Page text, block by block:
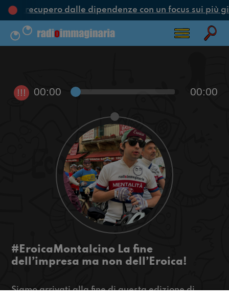
e recupero dalle dipendenze con un focus sui più
!!! 00:00 00:00
#EroicaMontalcino La fine
dell’impresa ma non dell’Eroica!
Siamo arrivati alla fine di questa edizione di